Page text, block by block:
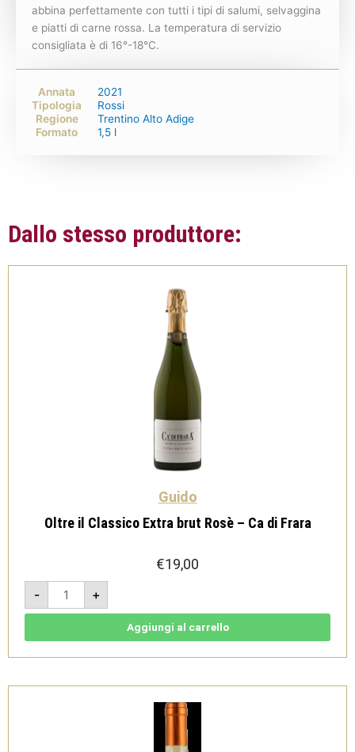
abbina perfettamente con tutti i tipi di salumi, selvaggina
e piatti di carne rossa. La temperatura di servizio
consigliata è di 16°-18°C.
Annata
2021
Tipologia
Rossi
Regione
Trentino Alto Adige
Formato
1,5 l
Dallo stesso produttore:
Guido
Oltre il Classico Extra brut Rosè – Ca di Frara
€19,00
-
Oltre
Classico
Extra
Ca
quantità
+
Aggiungi al carrello